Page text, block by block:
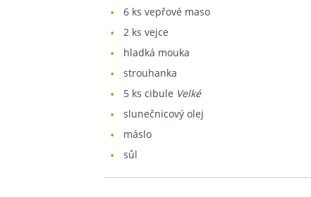
6 ks vepřové maso
2 ks vejce
hladká mouka
strouhanka
5 ks cibule Velké
slunečnicový olej
máslo
sůl